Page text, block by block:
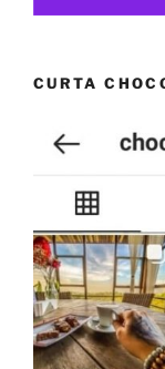
CURTA